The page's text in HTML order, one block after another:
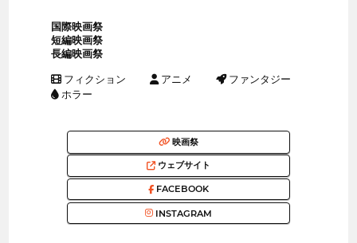
国際映画祭
短編映画祭
長編映画祭
フィクション アニメ
ファンタジー
ホラー
映画祭
ウェブサイト
FACEBOOK
INSTAGRAM